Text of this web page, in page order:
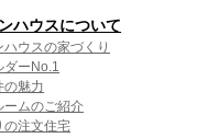
ハウスについて
ハウスの家づくり
ダーNo.1
の魅力
ームのご紹介
の注文住宅